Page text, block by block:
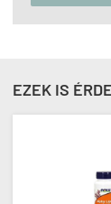
EZEK IS